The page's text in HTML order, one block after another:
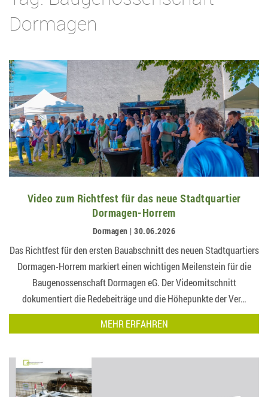
Dormagen
Video zum Richtfest für das neue Stadtquartier
Dormagen-Horrem
Dormagen | 30.06.2026
Das Richtfest für den ersten Bauabschnitt des neuen Stadtquartiers
Dormagen-Horrem markiert einen wichtigen Meilenstein für die
Baugenossenschaft Dormagen eG. Der Videomitschnitt
dokumentiert die Redebeiträge und die Höhepunkte der Ver…
MEHR ERFAHREN